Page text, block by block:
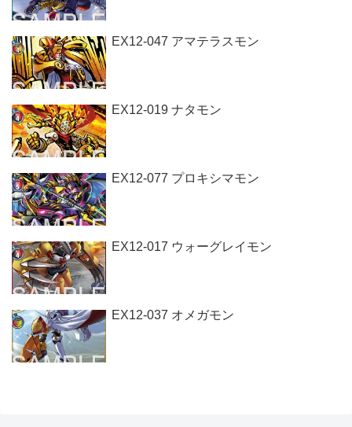
EX12-047 アマテラスモン
EX12-019 ナタモン
EX12-077 プロキシマモン
EX12-017 ウォーグレイモン
EX12-037 オメガモン